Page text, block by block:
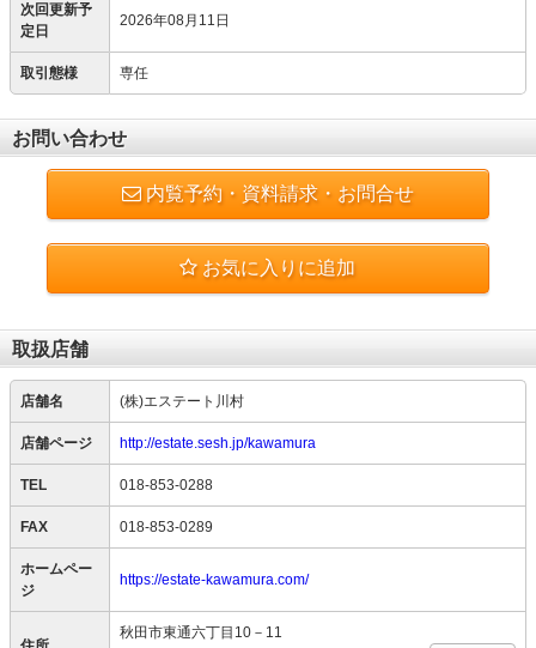
次回更新予
定日
2026年08月11日
取引態様 専任
お問い合わせ
内覧予約・資料請求・お問合せ
お気に入りに追加
取扱店舗
店舗名 (株)エステート川村
店舗ページ http://estate.sesh.jp/kawamura
TEL 018-853-0288
FAX 018-853-0289
ホームペー
ジ
https://estate-kawamura.com/
秋田市東通六丁目10－11